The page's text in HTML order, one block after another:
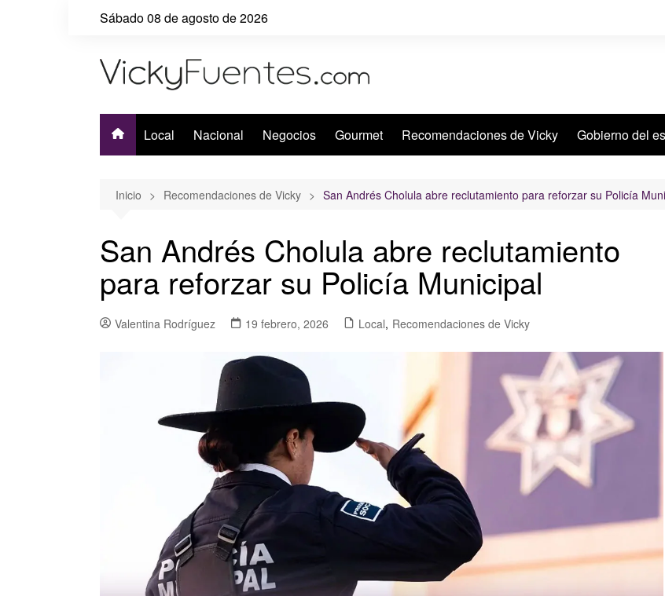
Sábado 08 de agosto de 2026
Local Nacional Negocios Gourmet Recomendaciones de Vicky Gobierno del
Inicio Recomendaciones de Vicky San Andrés Cholula abre reclutamiento para reforzar su Policía
San Andrés Cholula abre reclutamiento
para reforzar su Policía Municipal
Valentina Rodríguez 19 febrero, 2026 Local, Recomendaciones de Vicky